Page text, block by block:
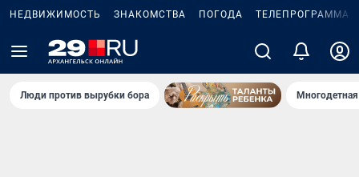
НЕДВИЖИМОСТЬ ЗНАКОМСТВА ПОГОДА ТЕЛЕПРОГРАММА
Люди против вырубки бора